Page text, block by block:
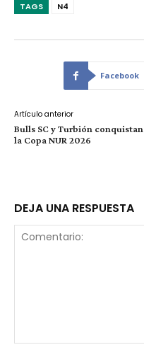
TAGS N4
Facebook
Artículo anterior
Bulls SC y Turbión conquistan
la Copa NUR 2026
DEJA UNA RESPUESTA